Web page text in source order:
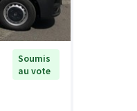
Soumis
au vote